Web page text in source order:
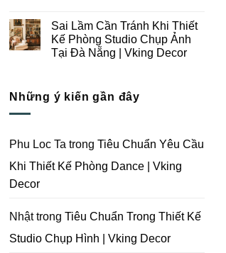
Quay
Phim
Tại
Đà
Nẵng
Khi
Thiết
Kế
Thi
Công
Trường
Tại
Vking
Decor
bình
luận
ở
Tips
Quay
Phim
Vking
Sai Lầm Cần Tránh Khi Thiết
Kế Phòng Studio Chụp Ảnh
Tại Đà Nẵng | Vking Decor
luận
ở
Tránh
Khi
Kế
Tại
Đà
Nẵng
|
Những ý kiến gần đây
Phu Loc Ta trong Tiêu Chuẩn Yêu Cầu
Khi Thiết Kế Phòng Dance | Vking
Decor
Nhậttrong Tiêu Chuẩn Trong Thiết Kế
Studio Chụp Hình | Vking Decor